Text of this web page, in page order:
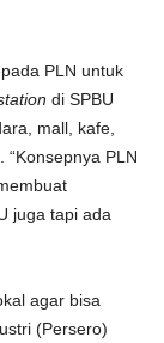
PLN untuk
di SPBU
mall, kafe,
PLN
juga tapi ada
agar bisa
(Persero)